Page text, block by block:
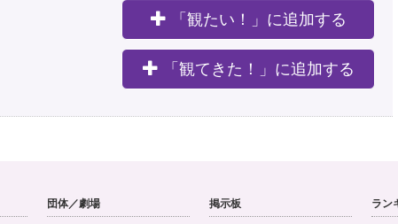
「観たい！」に追加する
「観てきた！」に追加する
団体／劇場 掲示板 ラン